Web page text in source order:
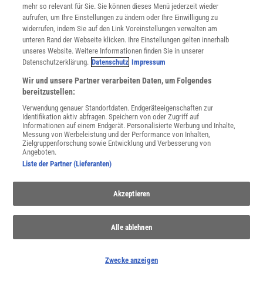
Afrika
kulturellen Vielfalt bis zu seinen Herausforderungen und
atemberaubenden Landschaften.
mehr so relevant für Sie. Sie können dieses Menü jederzeit wieder
aufrufen, um Ihre Einstellungen zu ändern oder Ihre Einwilligung zu
widerrufen, indem Sie auf den Link Voreinstellungen verwalten am
unteren Rand der Webseite klicken. Ihre Einstellungen gelten innerhalb
unseres Website. Weitere Informationen finden Sie in unserer
Datenschutzerklärung. Datenschutz Impressum
Wir und unsere Partner verarbeiten Daten, um Folgendes
bereitzustellen:
Verwendung genauer Standortdaten. Endgeräteeigenschaften zur
Identifikation aktiv abfragen. Speichern von oder Zugriff auf
Informationen auf einem Endgerät. Personalisierte Werbung und Inhalte,
Messung von Werbeleistung und der Performance von Inhalten,
Zielgruppenforschung sowie Entwicklung und Verbesserung von
Angeboten.
Liste der Partner (Lieferanten)
Akzeptieren
Alle ablehnen
Zwecke anzeigen